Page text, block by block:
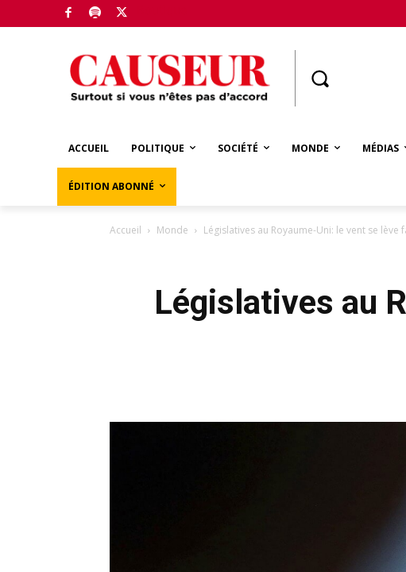
ACCUEIL POLITIQUE SOCIÉTÉ MONDE MÉDIAS
ÉDITION ABONNÉ
Accueil Monde Législatives au Royaume-Uni: le vent se lève
Législatives au